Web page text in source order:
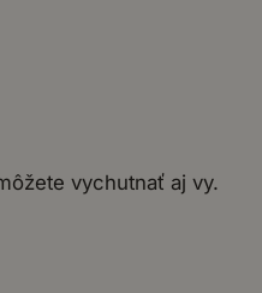
vychutnať aj vy.